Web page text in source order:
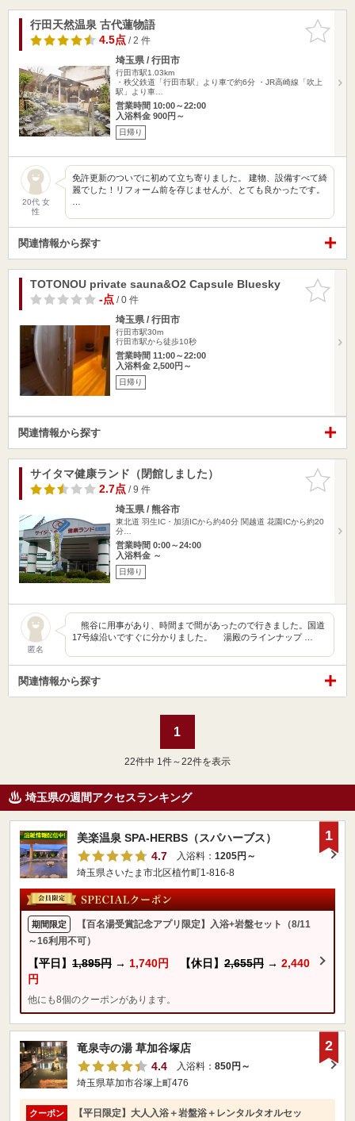
お気に入
りに追加
行田天然温泉 古代蓮物語
4.5点/ 2 件
埼玉県 / 行田市
行田市駅1.03km
・秩父鉄道「行田市駅」より車で約6分 ・JR高崎線「吹上
駅」より車…
営業時間 10:00～22:00
入浴料金 900円～
日帰り
20代 女
性
免許更新のついでに初めて立ち寄りました。 建物、設備すべて綺
麗でした！リフォーム前を存じませんが、とても良かったです。
関連情報から探す
お気に入
りに追加
TOTONOU private sauna&O2 Capsule Bluesky
-点/ 0 件
埼玉県 / 行田市
行田市駅30m
行田市駅から徒歩10秒
営業時間 11:00～22:00
入浴料金 2,500円～
日帰り
関連情報から探す
お気に入
りに追加
サイタマ健康ランド（閉館しました）
2.7点/ 9 件
埼玉県 / 熊谷市
東北道 羽生IC・加須ICから約40分 関越道 花園ICから約20
分…
営業時間 0:00～24:00
入浴料金 ～
日帰り
匿名
熊谷に用事があり、時間まで間があったので行きました。国道
17号線沿いですぐに分かりました。 湯殿のラインナップ …
関連情報から探す
1
22件中 1件～22件を表示
埼玉県の週間アクセスランキング
美楽温泉 SPA-HERBS（スパハーブス）
4.7
入浴料： 1205円～
埼玉県さいたま市北区植竹町1-816-8
期間限定
【百名湯受賞記念アプリ限定】入浴+岩盤セット（8/11
～16利用不可）
【平日】 1,895円 → 1,740円 【休日】 2,655円 → 2,440
円
他にも8個のクーポンがあります。
1
竜泉寺の湯 草加谷塚店
4.4
入浴料： 850円～
埼玉県草加市谷塚上町476
クーポン
【平日限定】大人入浴＋岩盤浴＋レンタルタオルセッ
2